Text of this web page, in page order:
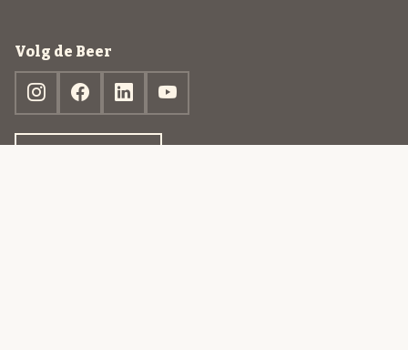
Volg de Beer